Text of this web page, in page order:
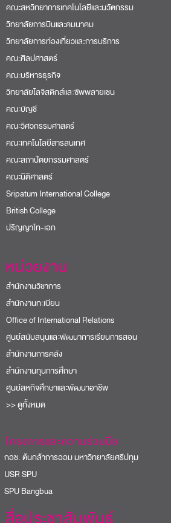
คณะสหวิทยาการเทคโนโลยีและนวัตกรรม
วิทยาลัยการบินและคมนาคม
วิทยาลัยการท่องเที่ยวและการบริการ
คณะศิลปศาสตร์
คณะบริหารธุรกิจ
วิทยาลัยโลจิสติกส์และซัพพลายเชน
คณะบัญชี
คณะวิศวกรรมศาสตร์
คณะเทคโนโลยีสารสนเทศ
คณะสถาปัตยกรรมศาสตร์
คณะนิติศาสตร์
Sripatum International College
British College
ปริญญาโท-เอก
หน่วยงาน
สำนักงานวิชาการ
สำนักงานทะเบียน
Office of International Relations
ศูนย์สนับสนุนและพัฒนาการเรียนการสอน
สำนักงานการคลัง
สำนักงานทุนการศึกษา
ศูนย์สหกิจศึกษาและพัฒนาอาชีพ
>> ดูทั้งหมด
โครงการและความร่วมมือ
ช. ต้นกล้าการออม มหาวิทยาลัยศรีปทุม
SPU
Bangbua